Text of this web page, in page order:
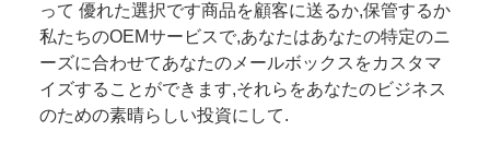
って 優れた選択です商品を顧客に送るか,保管するか
私たちのOEMサービスで,あなたはあなたの特定のニ
ーズに合わせてあなたのメールボックスをカスタマ
イズすることができます,それらをあなたのビジネス
のための素晴らしい投資にして.